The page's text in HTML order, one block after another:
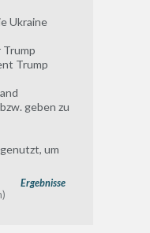
Ukraine
Trump
Trump
geben zu
um
Ergebnisse